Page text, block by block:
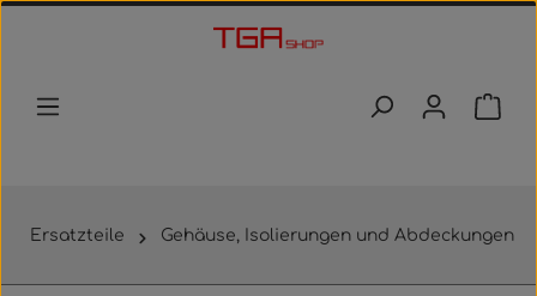
Zum Hauptinhalt springen
Ersatzteile Gehäuse, Isolierungen und Abdeckungen